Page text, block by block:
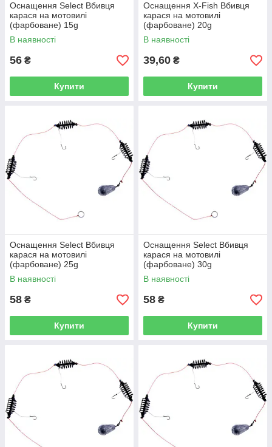
Оснащення Select Вбивця
карася на мотовилі
(фарбоване) 15g
В наявності
56 ₴
Купити
Оснащення X-Fish Вбивця
карася на мотовилі
(фарбоване) 20g
В наявності
39,60 ₴
Купити
Оснащення Select Вбивця
карася на мотовилі
(фарбоване) 25g
В наявності
58 ₴
Купити
Оснащення Select Вбивця
карася на мотовилі
(фарбоване) 30g
В наявності
58 ₴
Купити